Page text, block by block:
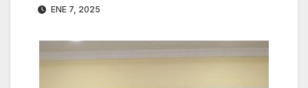
ENE 7, 2025